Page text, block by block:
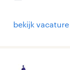
bekijk vacature